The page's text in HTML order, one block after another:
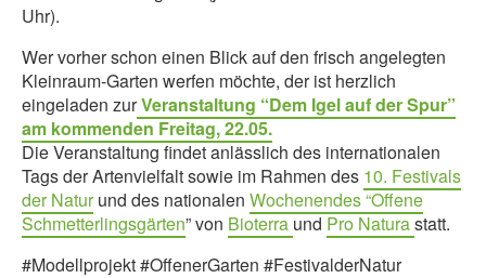
Uhr).
Wer vorher schon einen Blick auf den frisch angelegten
Kleinraum-Garten werfen möchte, der ist herzlich
eingeladen zurVeranstaltung “Dem Igel auf der Spur”
am kommenden Freitag, 22.05.
Die Veranstaltung findet anlässlich des internationalen
Tags der Artenvielfalt sowie im Rahmen des 10. Festivals
der Naturund des nationalen Wochenendes “Offene
Schmetterlingsgärten” von Bioterra und Pro Naturastatt.
#Modellprojekt #OffenerGarten #FestivalderNatur